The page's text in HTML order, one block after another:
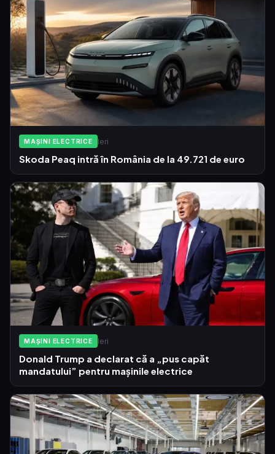
MAȘINI ELECTRICE Ieri
Skoda Peaq intră în România de la 49.721 de euro
MAȘINI ELECTRICE Ieri
Donald Trump a declarat că a „pus capăt
mandatului” pentru mașinile electrice